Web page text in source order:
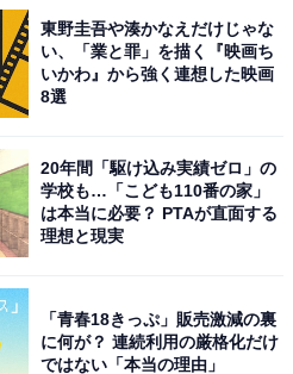
東野圭吾や湊かなえだけじゃな
い、「業と罪」を描く『映画ち
いかわ』から強く連想した映画
8選
20年間「駆け込み実績ゼロ」の
学校も…「こども110番の家」
は本当に必要？ PTAが直面する
理想と現実
「青春18きっぷ」販売激減の裏
に何が？ 連続利用の厳格化だけ
ではない「本当の理由」